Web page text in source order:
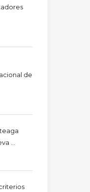
de
...